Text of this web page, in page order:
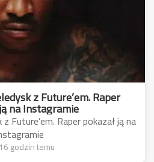
z Future’em. Raper
na Instagramie
Future’em. Raper pokazał ją na
16 godzin temu